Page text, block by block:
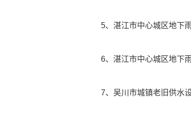
5、湛江市中心城区地下
6、湛江市中心城区地下
7、吴川市城镇老旧供水